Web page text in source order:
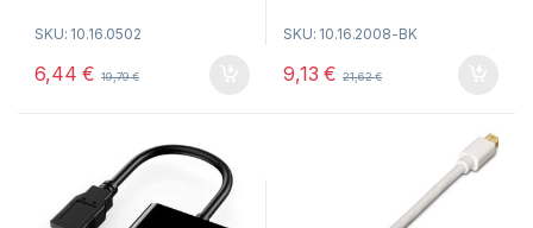
u
f
SKU: 10.16.0502
6,44€ 19,79€
u
f
SKU: 10.16.2008-BK
9,13€ 21,62€